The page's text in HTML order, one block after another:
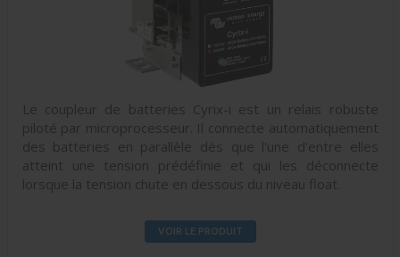
Le coupleur de batteries Cyrix-i est un relais robuste
piloté par microprocesseur. Il connecte automatiquement
des batteries en parallèle dès que l'une d'entre elles
atteint une tension prédéfinie et qui les déconnecte
lorsque la tension chute en dessous du niveau float.
VOIR LE PRODUIT